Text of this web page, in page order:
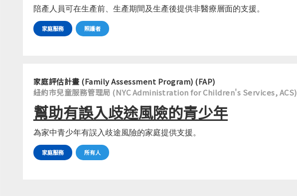
陪產人員可在生產前、生產期間及生產後提供非醫療層面的支援。
家庭服務 照護者
家庭評估計畫 (Family Assessment Program) (FAP)
紐約市兒童服務管理局 (NYC Administration for Children's Services, ACS)
幫助有誤入歧途風險的青少年
為家中青少年有誤入歧途風險的家庭提供支援。
家庭服務 所有人